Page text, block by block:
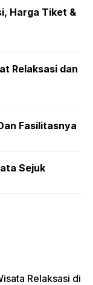
Harga Tiket &
Relaksasi dan
Fasilitasnya
Sejuk
Relaksasi di